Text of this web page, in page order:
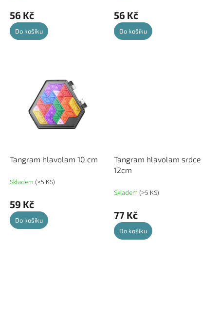
56 Kč
Do košíku
56 Kč
Do košíku
Tangram hlavolam 10 cm
Skladem (>5 KS)
59 Kč
Do košíku
Tangram hlavolam srdce
12cm
Skladem (>5 KS)
77 Kč
Do košíku